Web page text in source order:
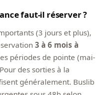
faut-il réserver ?
(3 jours et plus),
3 à 6 mois à
périodes de pointe (mai-
des sorties à la
généralement. Buslib